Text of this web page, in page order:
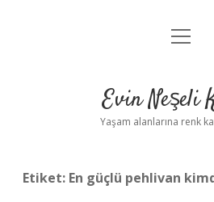
Anasayfa
Yasal Uyarı
menüyü
Evin Neşeli
Yaşam alanlarına renk
Etiket: En güçlü pehlivan